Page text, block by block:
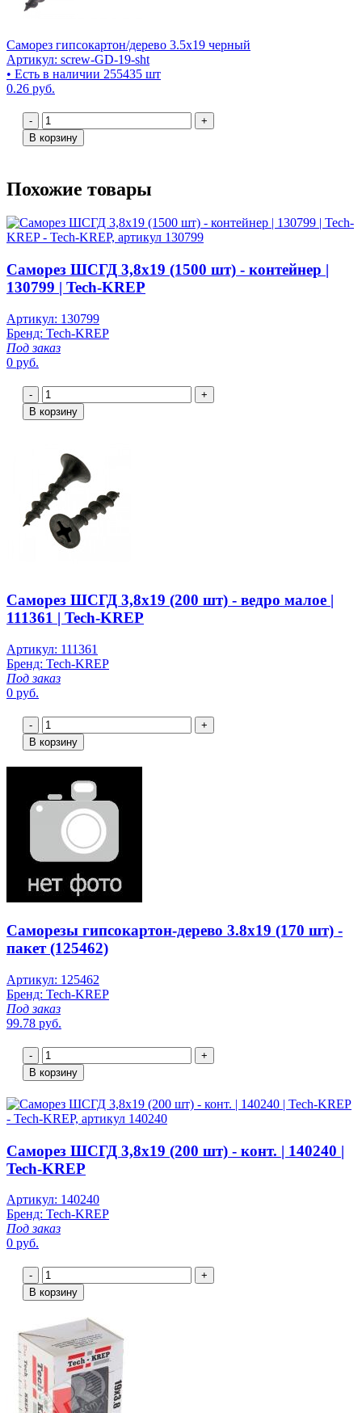
Саморез гипсокартон/дерево 3.5х19 черный
Артикул: screw-GD-19-sht
• Есть в наличии 255435 шт
0.26 руб.
-
+
В корзину
Похожие товары
Саморез ШСГД 3,8х19 (1500 шт) - контейнер |
130799 | Tech-KREP
Артикул: 130799
Бренд: Tech-KREP
Под заказ
0 руб.
-
+
В корзину
Саморез ШСГД 3,8х19 (200 шт) - ведро малое |
111361 | Tech-KREP
Артикул: 111361
Бренд: Tech-KREP
Под заказ
0 руб.
-
+
В корзину
Саморезы гипсокартон-дерево 3.8х19 (170 шт) -
пакет (125462)
Артикул: 125462
Бренд: Tech-KREP
Под заказ
99.78 руб.
-
+
В корзину
Саморез ШСГД 3,8х19 (200 шт) - конт. | 140240 |
Tech-KREP
Артикул: 140240
Бренд: Tech-KREP
Под заказ
0 руб.
-
+
В корзину